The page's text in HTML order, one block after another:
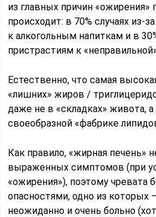
из главных причин
происходит: в 70% случаях из-
к алкогольным напиткам и в
пристрастиям к
Естественно, что самая
«лишних» жиров /
даже не в «складках» живота,
своеобразной «фабрике
Как правило, «жирная печень»
выраженных симптомов (при
«ожирения»), поэтому чревата
опасностями, одно из которых
неожиданно и очень больно